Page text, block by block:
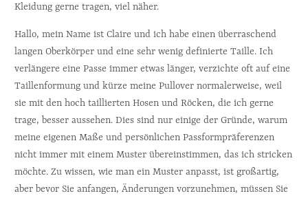
Kleidung gerne tragen, viel näher.
Hallo, mein Name ist Claire und ich habe einen überraschend
langen Oberkörper und eine sehr wenig definierte Taille. Ich
verlängere eine Passe immer etwas länger, verzichte oft auf eine
Taillenformung und kürze meine Pullover normalerweise, weil
sie mit den hoch taillierten Hosen und Röcken, die ich gerne
trage, besser aussehen. Dies sind nur einige der Gründe, warum
meine eigenen Maße und persönlichen Passformpräferenzen
nicht immer mit einem Muster übereinstimmen, das ich stricken
möchte. Zu wissen, wie man ein Muster anpasst, ist großartig,
aber bevor Sie anfangen, Änderungen vorzunehmen, müssen Sie